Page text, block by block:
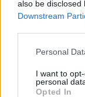
also be disclosed
Downstream
Personal
I want to
personal
Opted In
Žinios | Lietuvos
Vaizdai iš
Žinios | Lietuvos